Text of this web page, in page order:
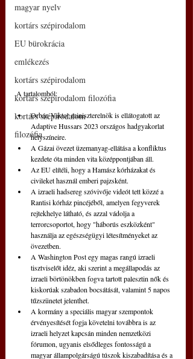
magyar nyelv
kortárs szépirodalom
EU bürokrácia
emlékezés
kortárs szépirodalom
kortárs szépirodalom filozófia
kortárs szépirodalom
filozófia
A tartalomból:
Orbán Viktor miniszterelnök is ellátogatott az
Adaptive Hussars 2023 országos hadgyakorlat
helyszíneire.
A Gázai övezet üzemanyag-ellátása a konfliktus
kezdete óta minden vita középpontjában áll.
Az EU elítéli, hogy a Hamász kórházakat és
civileket használ emberi pajzsként.
A izraeli hadsereg szóvivője videót tett közzé a
Rantisi kórház pincéjéből, amelyen fegyverek
rejtekhelye látható, és azzal vádolja a
terrorcsoportot, hogy "háborús eszközként"
használja az egészségügyi létesítményeket az
övezetben.
A Washington Post egy magas rangú izraeli
tisztviselőt idéz, aki szerint a megállapodás az
izraeli börtönökben fogva tartott palesztin nők és
kiskorúak szabadon bocsátását, valamint 5 napos
tűzszünetet jelenthet.
A kormány a speciális magyar szempontok
érvényesítését fogja követelni továbbra is az
izraeli helyzet kapcsán minden nemzetközi
fórumon, ugyanis elsődleges fontosságú a
magyar állampolgárságú túszok kiszabadítása és a